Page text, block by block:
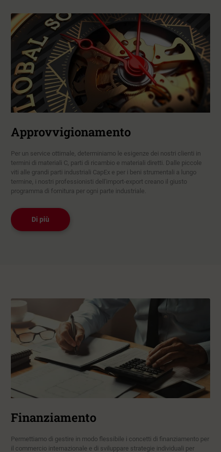
Approvvigionamento
Per un service ottimale, determiniamo le esigenze dei nostri clienti in
termini di materiali C, parti di ricambio e materiali diretti. Dalle piccole
viti alle grandi parti industriali CapEx e per i beni strumentali a lungo
termine, i nostri professionisti dell'import-export creano il giusto
programma di fornitura per ogni parte industriale.
Di più
Finanziamento
Permettiamo di gestire in modo flessibile i concetti di finanziamento per
il commercio internazionale e di sviluppare strategie individuali per